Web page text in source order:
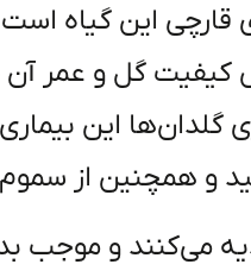
قارچی این گیاه
کیفیت گل و عمر
این بیماری
و همچنین از
می‌کنند و موجب